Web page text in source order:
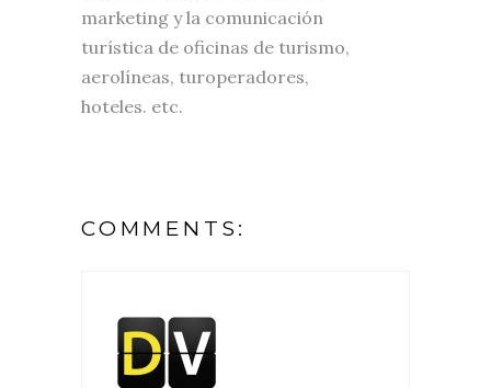
marketing y la comunicación
turística de oficinas de turismo,
aerolíneas, turoperadores,
hoteles. etc.
COMMENTS: